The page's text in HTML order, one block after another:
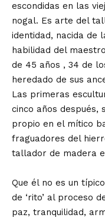
escondidas en las
nogal. Es arte del
identidad, nacida de
habilidad del
de 45 años , 34 de
heredado de sus
Las primeras
cinco años después,
propio en el mítico
fraguadores del
tallador de madera
Que él no es un
de ‘rito’ al proceso
paz, tranquilidad,